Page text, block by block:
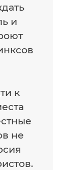
и
к
не